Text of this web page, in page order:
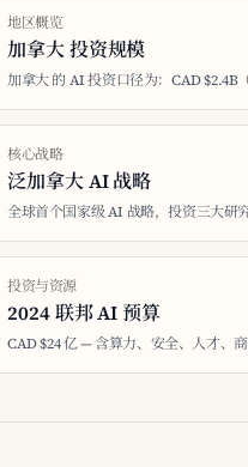
地区概览
加拿大 投资规模
加拿大 的 AI 投资口径为：CAD $2.4B（
核心战略
泛加拿大 AI 战略
全球首个国家级 AI 战略，投资三大研
投资与资源
2024 联邦 AI 预算
CAD $24 亿 — 含算力、安全、人才、